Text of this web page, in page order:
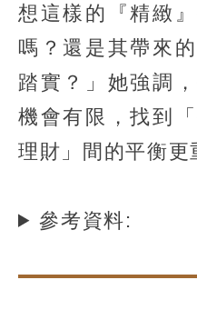
想這樣的『精緻
嗎？還是其帶來
踏實？」她強調
機會有限，找到
理財」間的平衡更
參考資料: